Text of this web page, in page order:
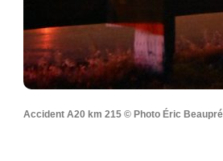
Accident A20 km 215 © Photo Éric